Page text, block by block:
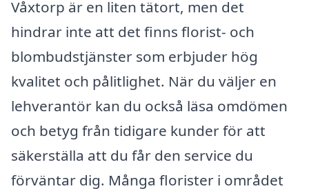
Våxtorp är en liten tätort, men det
hindrar inte att det finns florist- och
blombudstjänster som erbjuder hög
kvalitet och pålitlighet. När du väljer en
lehverantör kan du också läsa omdömen
och betyg från tidigare kunder för att
säkerställa att du får den service du
förväntar dig. Många florister i området